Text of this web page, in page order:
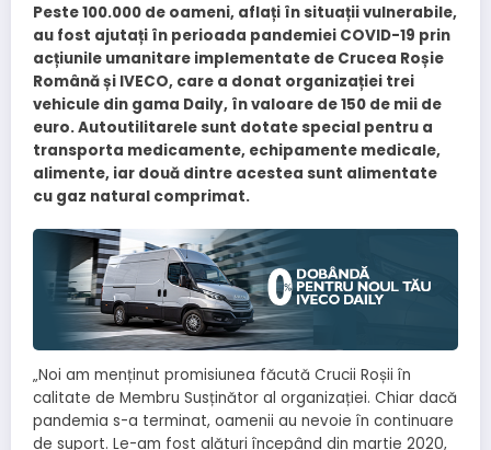
Peste 100.000 de oameni, aflați în situații vulnerabile,
au fost ajutați în perioada pandemiei COVID-19 prin
acțiunile umanitare implementate de Crucea Roșie
Română și IVECO, care a donat organizației trei
vehicule din gama Daily, în valoare de 150 de mii de
euro. Autoutilitarele sunt dotate special pentru a
transporta medicamente, echipamente medicale,
alimente, iar două dintre acestea sunt alimentate
cu gaz natural comprimat.
„Noi am menținut promisiunea făcută Crucii Roșii în
calitate de Membru Susținător al organizației. Chiar dacă
pandemia s-a terminat, oamenii au nevoie în continuare
de suport. Le-am fost alături începând din martie 2020,